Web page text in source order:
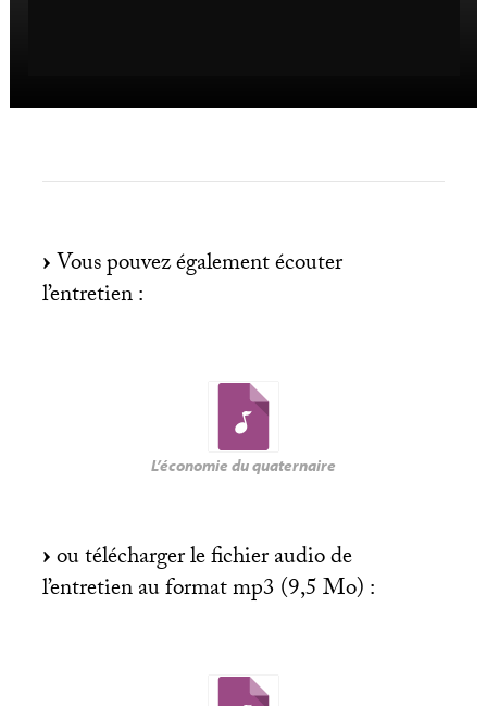
Vous pouvez également écouter
l’entretien :
L’économie du quaternaire
ou télécharger le fichier audio de
l’entretien au format mp3 (9,5 Mo) :